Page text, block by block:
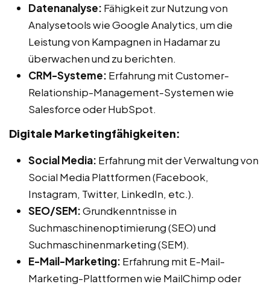
Datenanalyse: Fähigkeit zur Nutzung von
Analysetools wie Google Analytics, um die
Leistung von Kampagnen in Hadamar zu
überwachen und zu berichten.
CRM-Systeme: Erfahrung mit Customer-
Relationship-Management-Systemen wie
Salesforce oder HubSpot.
Digitale Marketingfähigkeiten:
Social Media: Erfahrung mit der Verwaltung von
Social Media Plattformen (Facebook,
Instagram, Twitter, LinkedIn, etc.).
SEO/SEM:Grundkenntnisse in
Suchmaschinenoptimierung (SEO) und
Suchmaschinenmarketing (SEM).
E-Mail-Marketing: Erfahrung mit E-Mail-
Marketing-Plattformen wie MailChimp oder